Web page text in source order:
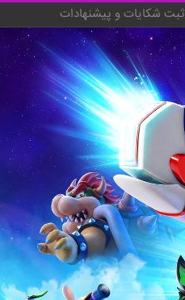
ثبت شکایات و پیشنهادات